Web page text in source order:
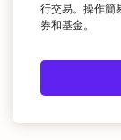
行交易。操作簡
券和基金。